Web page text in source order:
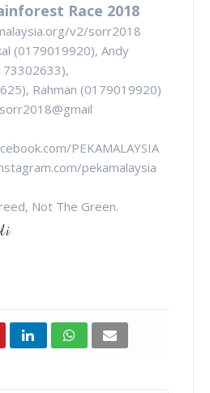
Race 2018
v2/sorr2018
(0179019920), Andy
Rahman (0179019920)
PEKAMALAYSIA
pekamalaysia
Not The Green.